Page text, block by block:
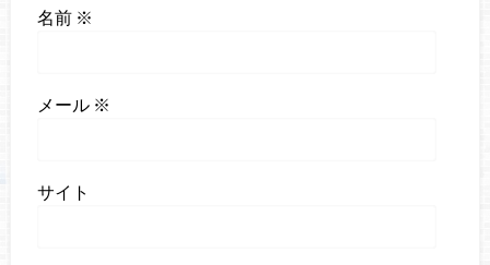
名前 ※
メール ※
サイト